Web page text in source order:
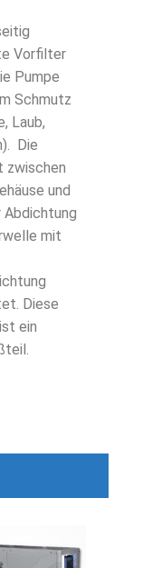
Vorfilter
Pumpe
Schmutz
Laub,
Die
zwischen
und
mit
Diese
ein